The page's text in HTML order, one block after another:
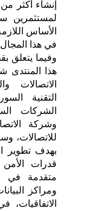
إنشاء أكثر
لمستثمرين
الأساس
في هذا
وفيما يتعلق
هذا المنتدى
الاتصالات
التقنية
الشركات
وشركة
للاتصالات،
بهدف تطوير
قدرات الأمن
متقدمة في
ومراكز
الاتفاقيات،